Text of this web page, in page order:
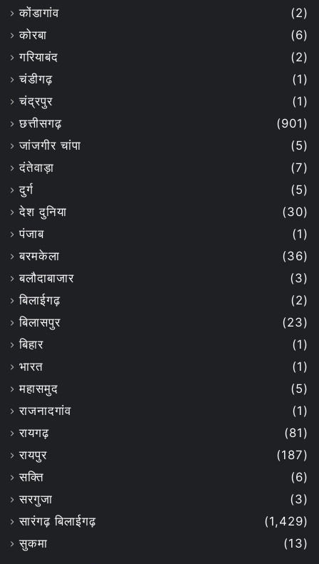
कोंडागांव
(2)
कोरबा
(6)
गरियाबंद
(2)
चंडीगढ़
(1)
चंद्रपुर
(1)
छत्तीसगढ़
(901)
जांजगीर चांपा
(5)
दंतेवाड़ा
(7)
दुर्ग
(5)
देश दुनिया
(30)
पंजाब
(1)
बरमकेला
(36)
बलौदाबाजार
(3)
बिलाईगढ़
(2)
बिलासपुर
(23)
बिहार
(1)
भारत
(1)
महासमुद
(5)
राजनादगांव
(1)
रायगढ़
(81)
रायपुर
(187)
सक्ति
(6)
सरगुजा
(3)
सारंगढ़ बिलाईगढ़
(1,429)
सुकमा
(13)